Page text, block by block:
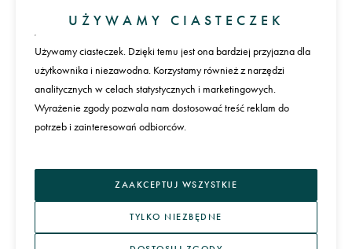
Zaloguj się Załóż konto
Płatności
Język
UŻYWAMY CIASTECZEK
Używamy ciasteczek. Dzięki temu jest ona bardziej przyjazna dla
użytkownika i niezawodna. Korzystamy również z narzędzi
analitycznych w celach statystycznych i marketingowych.
Wyrażenie zgody pozwala nam dostosować treść reklam do
potrzeb i zainteresowań odbiorców.
ZAAKCEPTUJ WSZYSTKIE
TYLKO NIEZBĘDNE